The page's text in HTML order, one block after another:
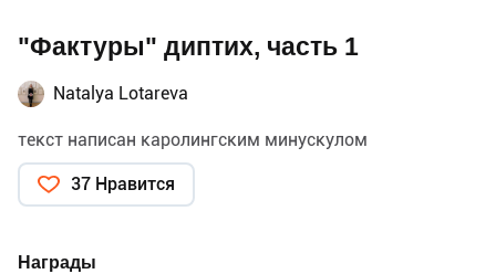
"Фактуры" диптих, часть 1
Natalya Lotareva
текст написан каролингским минускулом
37 Нравится
Награды